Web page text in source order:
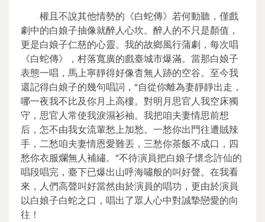
權且不說其他情勢的《白蛇傳》若何動聽，僅戲
劇中的白娘子抽像就醉人心坎。醉人的不只是顏值，
更是白娘子仁慈的心靈。我的故鄉風行蒲劇，每次唱
《白蛇傳》，村落寬廣的戲臺城市爆滿。當那白娘子
表態一唱，馬上寧靜得好像杳無人跡的空谷。至今我
還記得白娘子的幾句唱詞，“自從你離為妻靜靜出走，
哪一夜我不比及你月上高樓。對明月思官人我空床獨
守，思官人常使我淚濕衫袖。我把咱夫妻情思前想
后，怎不由我女流輩愁上加愁。一愁你出門往遭賊辣
手，二愁咱夫妻情恩愛難丟，三愁你茶飯不成口，四
愁你衣服爛無人補繡。”不待演員把白娘子懷念許仙的
唱段唱完，臺下已爆出山呼海嘯般的叫好聲。在我看
來，人們高聲叫好當然由於演員的唱功，更由於演員
以白娘子白蛇之口，唱出了眾人心中對誠摯戀愛的向
往！